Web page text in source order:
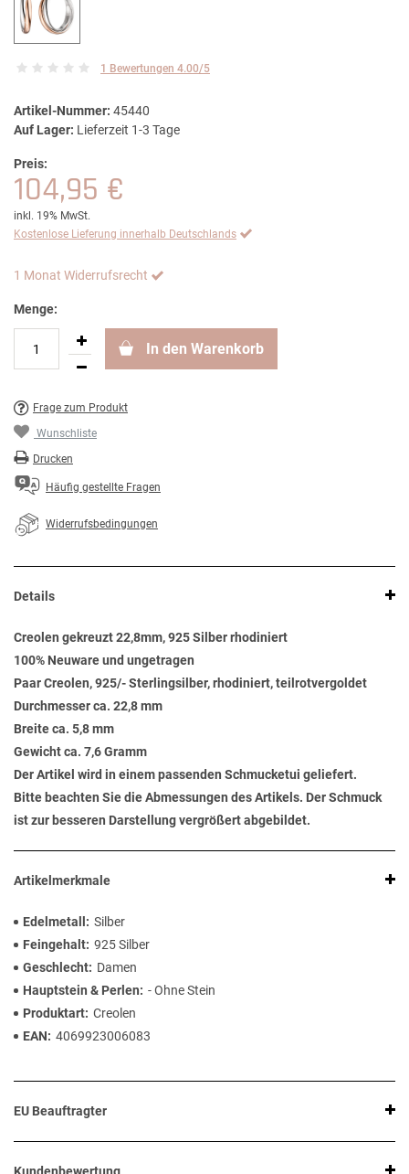
1 Bewertungen 4.00/5
Artikel-Nummer: 45440
Auf Lager: Lieferzeit 1-3 Tage
Preis:
104,95 €
inkl. 19% MwSt.
Kostenlose Lieferung innerhalb Deutschlands
1 Monat Widerrufsrecht
Menge:
In den Warenkorb
Frage zum Produkt
Wunschliste
Drucken
Häufig gestellte Fragen
Widerrufsbedingungen
Details
Creolen gekreuzt 22,8mm, 925 Silber rhodiniert
100% Neuware und ungetragen
Paar Creolen, 925/- Sterlingsilber, rhodiniert, teilrotvergoldet
Durchmesser ca. 22,8 mm
Breite ca. 5,8 mm
Gewicht ca. 7,6 Gramm
Der Artikel wird in einem passenden Schmucketui geliefert.
Bitte beachten Sie die Abmessungen des Artikels. Der Schmuck
ist zur besseren Darstellung vergrößert abgebildet.
Artikelmerkmale
Edelmetall
Silber
Feingehalt 925 Silber
Geschlecht
Damen
Hauptstein & Perlen
- Ohne Stein
Produktart Creolen
EAN
4069923006083
EU Beauftragter